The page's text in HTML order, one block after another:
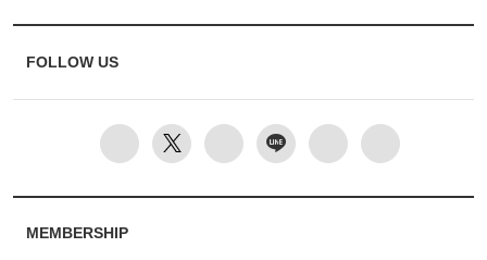
FOLLOW US
MEMBERSHIP